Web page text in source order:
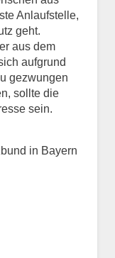
Anlaufstelle,
geht.
aus dem
aufgrund
gezwungen
sollte die
sein.
in Bayern